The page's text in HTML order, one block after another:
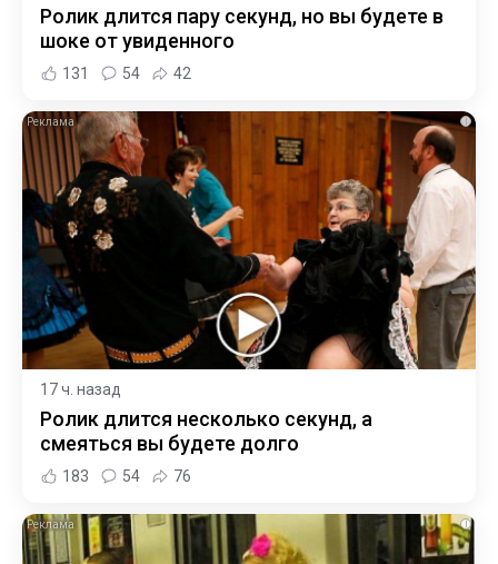
Ролик длится пару секунд, но вы будете в
шоке от увиденного
131 54 42
i
17 ч. назад
Ролик длится несколько секунд, а
смеяться вы будете долго
183 54 76
i